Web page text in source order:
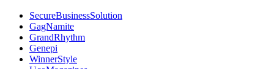
SecureBusinessSolution
GagNamite
GrandRhythm
Genepi
WinnerStyle